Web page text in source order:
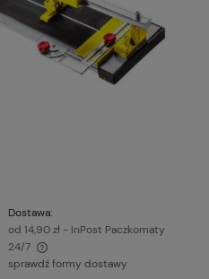
Dostawa:
od 14,90 zł - InPost Paczkomaty
24/7
kosztów płatności
sprawdź formy dostawy